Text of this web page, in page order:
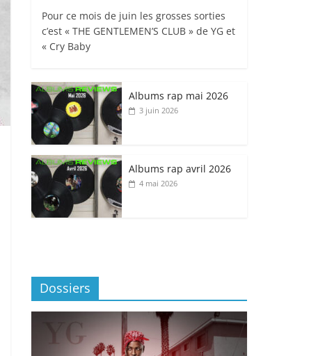
Pour ce mois de juin les grosses sorties
c’est « THE GENTLEMEN’S CLUB » de YG et
« Cry Baby
Albums rap mai 2026
3 juin 2026
Albums rap avril 2026
4 mai 2026
Dossiers